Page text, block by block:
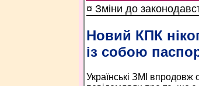
¤ Зміни до
Новий КПК
із собою
Українські ЗМІ впродовж